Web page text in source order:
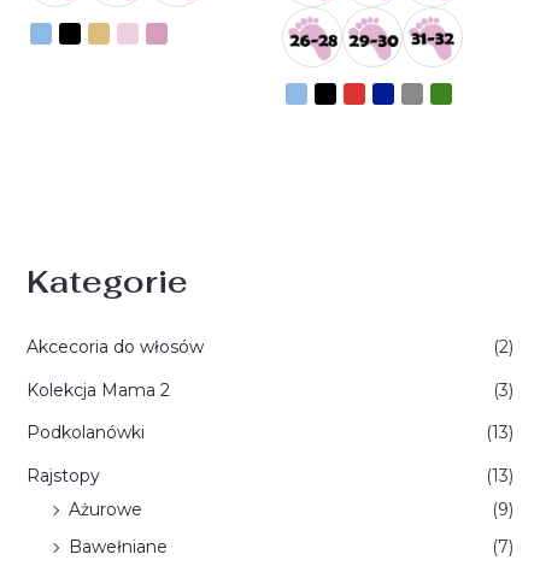
Kategorie
Akcecoria do włosów
(2)
Kolekcja Mama 2
(3)
Podkolanówki
(13)
Rajstopy
(13)
Ażurowe
(9)
Bawełniane
(7)